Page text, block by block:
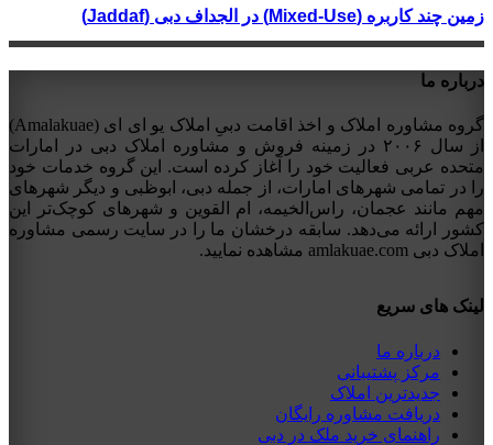
زمین چند کاربره (Mixed-Use) در الجداف دبی (Jaddaf)
درباره ما
گروه مشاوره املاک و اخذ اقامت دبیِ املاک یو ای ای (Amalakuae)
از سال ۲۰۰۶ در زمینه فروش و مشاوره املاک دبی در امارات
متحده عربی فعالیت خود را آغاز کرده است. این گروه خدمات خود
را در تمامی شهرهای امارات، از جمله دبی، ابوظبی و دیگر شهرهای
مهم مانند عجمان، راس‌الخیمه، ام القوین و شهرهای کوچک‌تر این
کشور ارائه می‌دهد. سابقه درخشان ما را در سایت رسمی مشاوره
املاک دبی amlakuae.com مشاهده نمایید.
لینک های سریع
درباره ما
مرکز پشتیبانی
جدیدترین املاک
دریافت مشاوره رایگان
راهنمای خرید ملک در دبی